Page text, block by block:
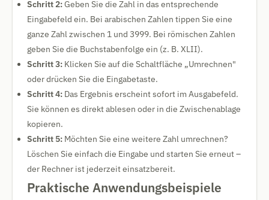
Schritt 2:Geben Sie die Zahl in das entsprechende
Eingabefeld ein. Bei arabischen Zahlen tippen Sie eine
ganze Zahl zwischen 1 und 3999. Bei römischen Zahlen
geben Sie die Buchstabenfolge ein (z. B. XLII).
Schritt 3: Klicken Sie auf die Schaltfläche „Umrechnen"
oder drücken Sie die Eingabetaste.
Schritt 4: Das Ergebnis erscheint sofort im Ausgabefeld.
Sie können es direkt ablesen oder in die Zwischenablage
kopieren.
Schritt 5: Möchten Sie eine weitere Zahl umrechnen?
Löschen Sie einfach die Eingabe und starten Sie erneut –
der Rechner ist jederzeit einsatzbereit.
Praktische Anwendungsbeispiele